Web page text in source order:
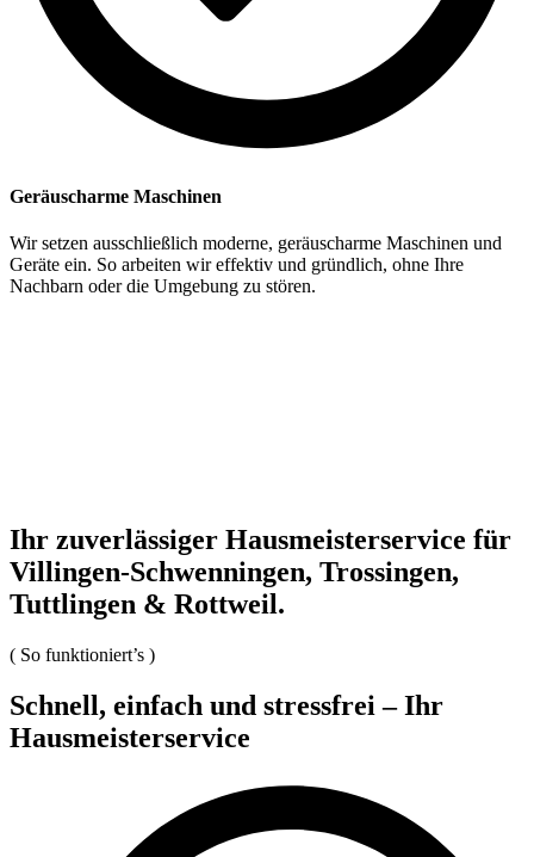
Geräuscharme Maschinen
Wir setzen ausschließlich moderne, geräuscharme Maschinen und
Geräte ein. So arbeiten wir effektiv und gründlich, ohne Ihre
Nachbarn oder die Umgebung zu stören.
Ihr zuverlässiger Hausmeisterservice für
Villingen-Schwenningen, Trossingen,
Tuttlingen & Rottweil.
( So funktioniert’s )
Schnell, einfach und stressfrei – Ihr
Hausmeisterservice